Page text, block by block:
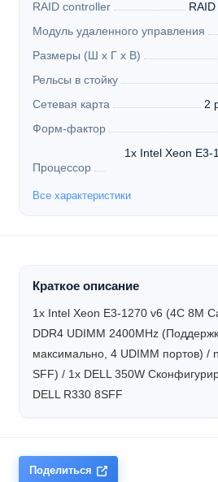
RAID controller
Модуль удаленного управления
Размеры (Ш х Г х В)
Рельсы в стойку
Сетевая карта
2
Форм-фактор
Процессор
1x Intel Xeon E3-
Все характеристики
Краткое описание
1x Intel Xeon E3-1270 v6 (4C 8M
DDR4 UDIMM 2400MHz
максимально, 4 UDIMM портов) /
SFF) / 1x DELL 350W
DELL R330 8SFF
Поделиться